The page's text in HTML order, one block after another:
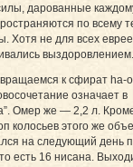
дарованные
по всему
Хотя не для всех
выздоровлением.
к сфират hа-
означает в
Омер же — 2,2 л.
колосьев этого же
на следующий день
есть 16 нисана.